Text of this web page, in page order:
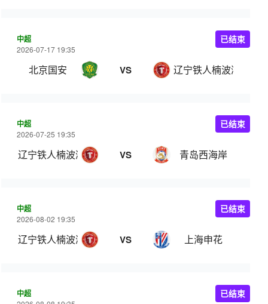
中超
2026-07-17 19:35
北京国安 VS 辽宁铁人楠波湾
已结束
中超
2026-07-25 19:35
辽宁铁人楠波湾 VS 青岛西海岸
已结束
中超
2026-08-02 19:35
辽宁铁人楠波湾 VS 上海申花
已结束
中超 已结束